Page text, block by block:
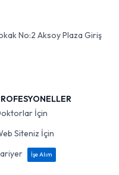
No:2 Aksoy Plaza Giriş
İçin
Siteniz İçin
İşe Alım